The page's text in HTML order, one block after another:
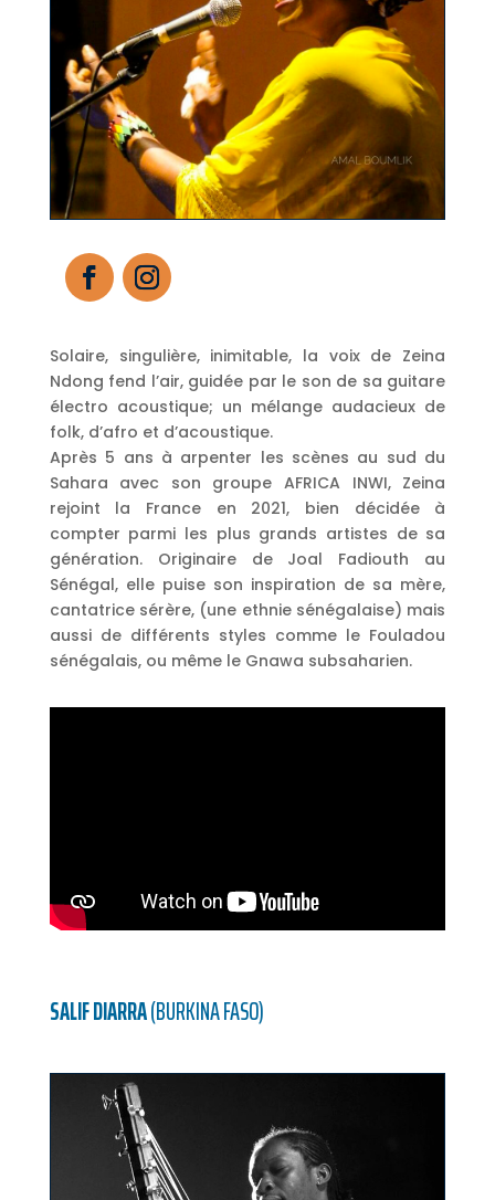
Solaire, singulière, inimitable, la voix de Zeina
Ndong fend l’air, guidée par le son de sa guitare
électro acoustique; un mélange audacieux de
folk, d’afro et d’acoustique.
Après 5 ans à arpenter les scènes au sud du
Sahara avec son groupe AFRICA INWI, Zeina
rejoint la France en 2021, bien décidée à
compter parmi les plus grands artistes de sa
génération. Originaire de Joal Fadiouth au
Sénégal, elle puise son inspiration de sa mère,
cantatrice sérère, (une ethnie sénégalaise) mais
aussi de différents styles comme le Fouladou
sénégalais, ou même le Gnawa subsaharien.
SALIF DIARRA(BURKINA FASO)